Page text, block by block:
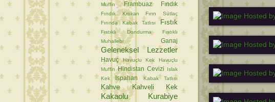
Muffin
Frambuaz Fındık
Fındık Krokan
Fırın Sütlaç
Fırında Kabak Tatlısı
Fıstık
Fıstıklı Dondurma
Fıstıklı
Muhallebi
Ganaj
Geleneksel Lezzetler
Havuç Havuçlu Kek
Havuçlu
Muffin Hindistan Cevizi
Islak
Kek
Ispahan Kabak Tatlısı
Kahve Kahveli Kek
Kakaolu Kurabiye